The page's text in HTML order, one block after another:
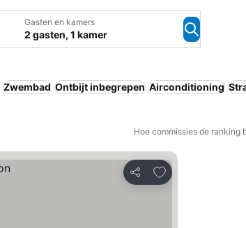
Gasten en kamers
2 gasten, 1 kamer
Zwembad Ontbijt inbegrepen Airconditioning
Hoe commissies de ranking
Delen
Toevoegen aan